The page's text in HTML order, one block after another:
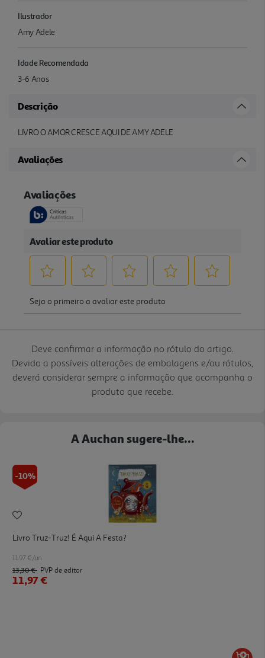
Ilustrador
Amy Adele
Idade Recomendada
3-6 Anos
Descrição
LIVRO O AMOR CRESCE AQUI DE AMY ADELE
Avaliações
Deve confirmar a informação no rótulo do artigo.
Devido a possíveis alterações de embalagens e/ou rótulos,
deverá considerar sempre a informação que acompanha o
produto que recebe.
A Auchan sugere-lhe...
-10%
Livro Truz-Truz! É Aqui A Festa?
11.97 €/un
13,30 € PVP de editor
11,97 €